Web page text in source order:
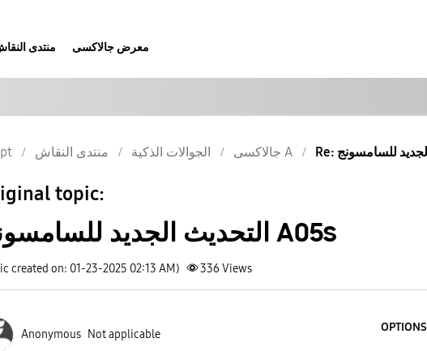
منتدى معرض جالاكسى
منتدى النقاش الجوالات الذكية جالاكسى A
topic:
التحديث الجديد للسامسونج A05s
created on: 01-23-2025 02:13 AM) 336 Views
Anonymous Not applicable
OPTIONS